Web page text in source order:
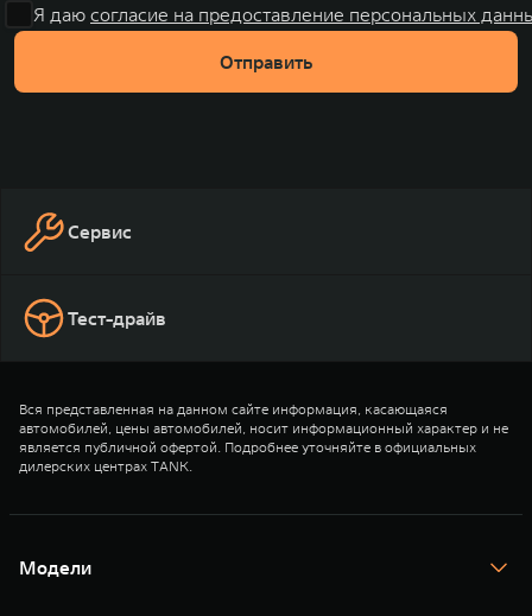
Я даю согласие на предоставление персональных
Отправить
Сервис
Тест-драйв
Вся представленная на данном сайте информация, касающаяся
автомобилей, цены автомобилей, носит информационный характер и не
является публичной офертой. Подробнее уточняйте в официальных
дилерских центрах TANK.
Модели